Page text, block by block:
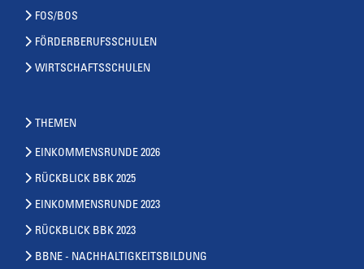
FOS/BOS
FÖRDERBERUFSSCHULEN
WIRTSCHAFTSSCHULEN
THEMEN
EINKOMMENSRUNDE 2026
RÜCKBLICK BBK 2025
EINKOMMENSRUNDE 2023
RÜCKBLICK BBK 2023
BBNE - NACHHALTIGKEITSBILDUNG